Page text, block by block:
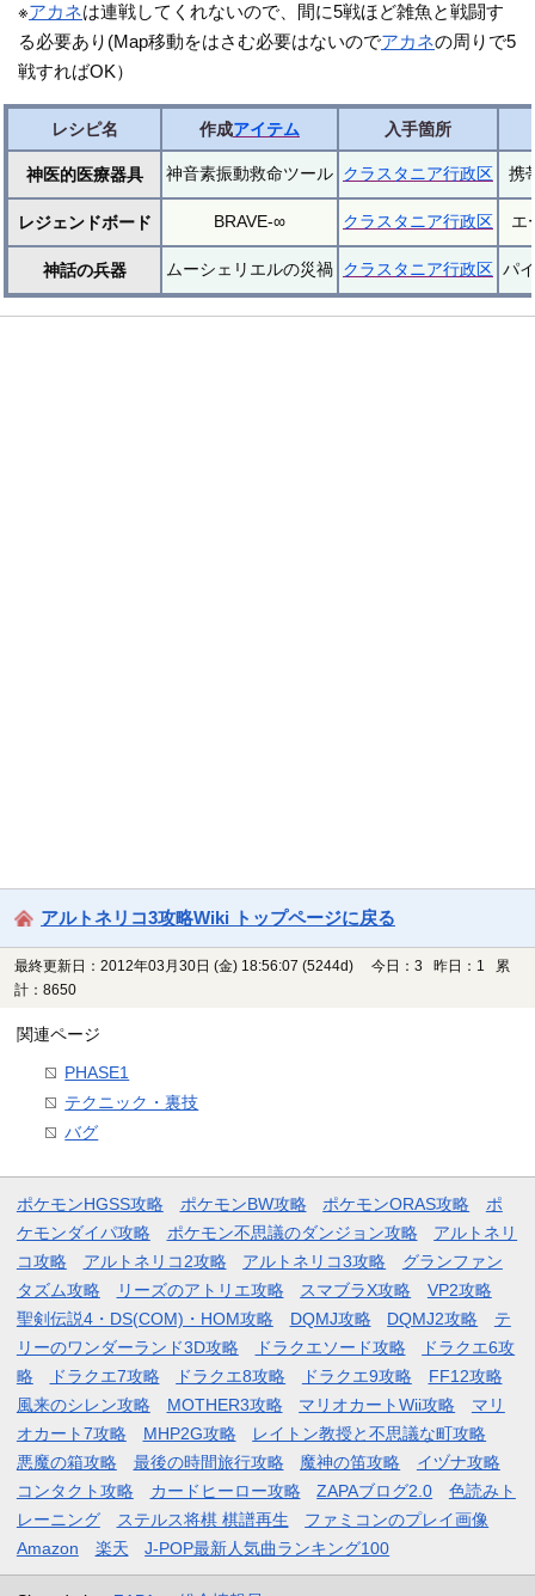
※アカネは連戦してくれないので、間に5戦ほど雑魚と戦闘す
る必要あり(Map移動をはさむ必要はないのでアカネの周りで5
戦すればOK）
レシピ名 作成アイテム 入手箇所
神医的医療器具 神音素振動救命ツール クラスタニア行政区 携
レジェンドボード BRAVE-∞ クラスタニア行政区 エ
神話の兵器 ムーシェリエルの災禍 クラスタニア行政区 パ
アルトネリコ3攻略Wiki トップページに戻る
最終更新日：2012年03月30日 (金) 18:56:07 (5244d)
今日：3 昨日：1 累
計：8650
関連ページ
PHASE1
テクニック・裏技
バグ
ポケモンHGSS攻略 ポケモンBW攻略 ポケモンORAS攻略
ポ
ケモンダイパ攻略
ポケモン不思議のダンジョン攻略
アルトネリ
コ攻略
アルトネリコ2攻略 アルトネリコ3攻略
グランファン
タズム攻略
リーズのアトリエ攻略 スマブラX攻略
VP2攻略
聖剣伝説4・DS(COM)・HOM攻略
DQMJ攻略 DQMJ2攻略
テ
リーのワンダーランド3D攻略
ドラクエソード攻略
ドラクエ6攻
略
ドラクエ7攻略 ドラクエ8攻略 ドラクエ9攻略
FF12攻略
風来のシレン攻略
MOTHER3攻略 マリオカートWii攻略
マリ
オカート7攻略
MHP2G攻略
レイトン教授と不思議な町攻略
悪魔の箱攻略
最後の時間旅行攻略 魔神の笛攻略
イヅナ攻略
コンタクト攻略
カードヒーロー攻略 ZAPAブログ2.0
色読みト
レーニング
ステルス将棋 棋譜再生
ファミコンのプレイ画像
Amazon
楽天 J-POP最新人気曲ランキング100